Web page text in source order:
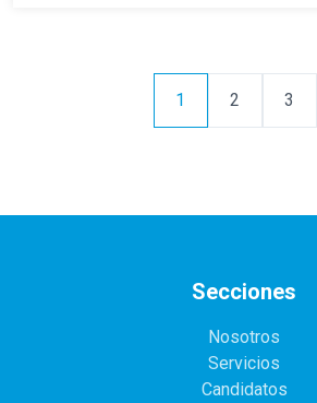
1 2 3
Secciones
Nosotros
Servicios
Candidatos